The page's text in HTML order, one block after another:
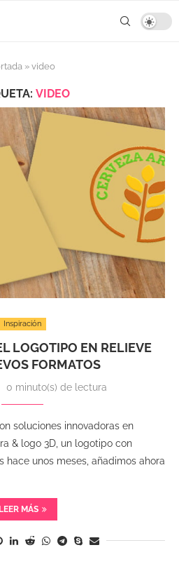
» video
VIDEO
Inspiración
LOGOTIPO EN RELIEVE
FORMATOS
0 minuto(s) de lectura
soluciones innovadoras en
& logo 3D, un logotipo con
hace unos meses, añadimos ahora
LEER MÁS